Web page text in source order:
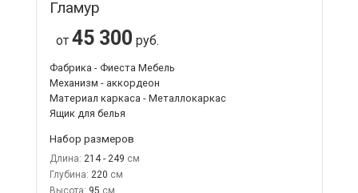
Гламур
от 45 300 руб.
Фабрика - Фиеста Мебель
Механизм - аккордеон
Материал каркаса - Металлокаркас
Ящик для белья
Набор размеров
Длина: 214 - 249
Глубина: 220
Высота: 95